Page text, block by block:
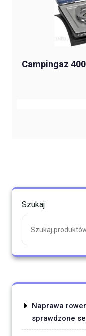
Campingaz
Szukaj
Naprawa
sprawdzone